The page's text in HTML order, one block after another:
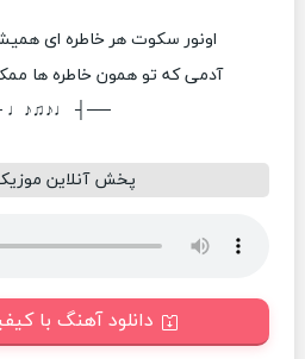
اونور سکوت هر خاطره ای
آدمی که تو همون خاطره ها
♩♪♫♪♩ ├──
پخش آنلاین
دانلود آهنگ با